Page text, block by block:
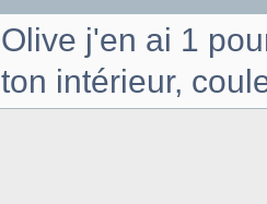
Olive j'en ai 1
ton intérieur,